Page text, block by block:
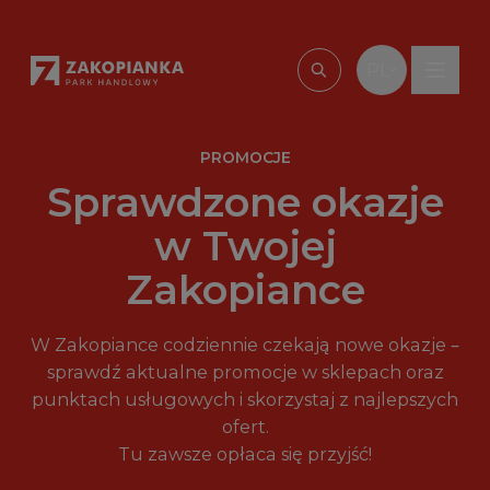
Wpisz, czego
PROMOCJE
Sprawdzone okazje
w Twojej
Zakopiance
W Zakopiance codziennie czekają nowe okazje –
sprawdź aktualne promocje w sklepach oraz
punktach usługowych i skorzystaj z najlepszych
ofert.
Tu zawsze opłaca się przyjść!